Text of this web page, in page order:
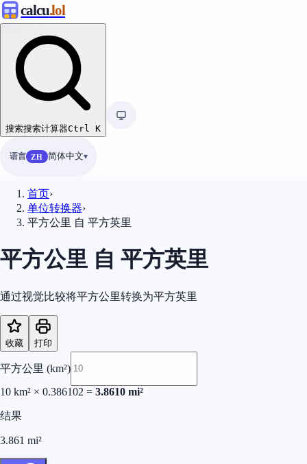
calcu.lol
搜索搜索计算器Ctrl K
语言 ZH 简体中文
首页›
单位转换器›
平方公里 自 平方英里
平方公里 自 平方英里
通过视觉比较将平方公里转换为平方英里
收藏 打印
平方公里 (km²)
10 km² × 0.386102 = 3.8610 mi²
结果
3.861 mi²